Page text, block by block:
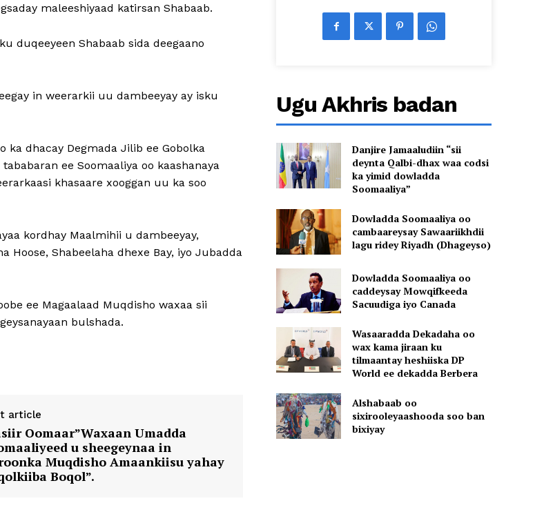
maleeshiyaad katirsan Shabaab.
duqeeyeen Shabaab sida deegaano
in weerarkii uu dambeeyay ay isku
ka dhacay Degmada Jilib ee Gobolka
ee Soomaaliya oo kaashanaya
khasaare xooggan uu ka soo
kordhay Maalmihii u dambeeyay,
Hoose, Shabeelaha dhexe Bay, iyo Jubadda
ee Magaalaad Muqdisho waxaa sii
bulshada.
article
Oomaar”Waxaan Umadda
u sheegeynaa in
Muqdisho Amaankiisu yahay
Boqol”.
Ugu Akhris badan
Danjire Jamaaludiin “sii
deynta Qalbi-dhax waa codsi
ka yimid dowladda
Soomaaliya”
Dowladda Soomaaliya oo
cambaareysay Sawaariikhdii
lagu ridey Riyadh (Dhageyso)
Dowladda Soomaaliya oo
caddeysay Mowqifkeeda
Sacuudiga iyo Canada
Wasaaradda Dekadaha oo
wax kama jiraan ku
tilmaantay heshiiska DP
World ee dekadda Berbera
Alshabaab oo
sixirooleyaashooda soo ban
bixiyay